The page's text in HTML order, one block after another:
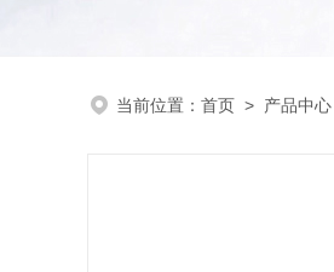
当前位置： 首页 > 产品中心